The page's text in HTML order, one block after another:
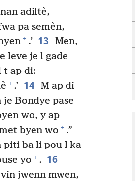
adiltè,
pa semèn,
+ .’ 13
Men,
leve je l gade
t ap di:
+ .’ 14 M ap di
Bondye pase
wo, y ap
byen wo + .”
piti ba li pou l ka
yo + . 16
jwenn mwen,